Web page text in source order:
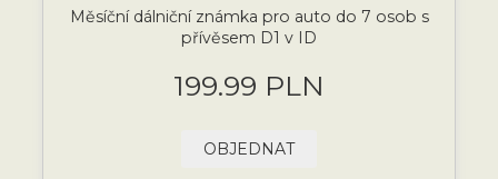
Měsíční dálniční známka pro auto do 7 osob s
přívěsem D1 v ID
199.99 PLN
OBJEDNAT